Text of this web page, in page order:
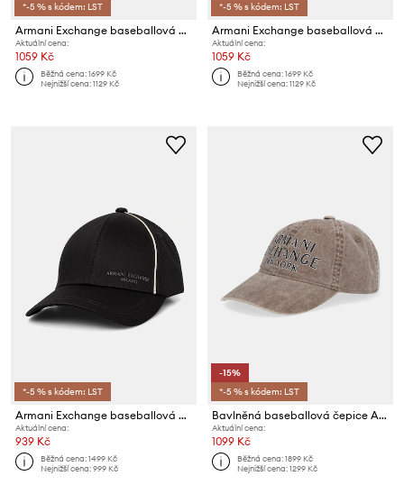
*-5 % s kódem: LST
Armani Exchange baseballová čepice pánská bavlněná
Aktuální cena:
1059 Kč
Běžná cena:1699 Kč
Nejnižší cena:1129 Kč
*-5 % s kódem: LST
Armani Exchange baseballová čepice pánská bavlněná
Aktuální cena:
1059 Kč
Běžná cena:1699 Kč
Nejnižší cena:1129 Kč
*-5 % s kódem: LST
Armani Exchange baseballová čepice pánská bavlněná
Aktuální cena:
939 Kč
Běžná cena:1499 Kč
Nejnižší cena:999 Kč
-15%
*-5 % s kódem: LST
Bavlněná baseballová čepice Armani Exchange
Aktuální cena:
1099 Kč
Běžná cena:1899 Kč
Nejnižší cena:1299 Kč